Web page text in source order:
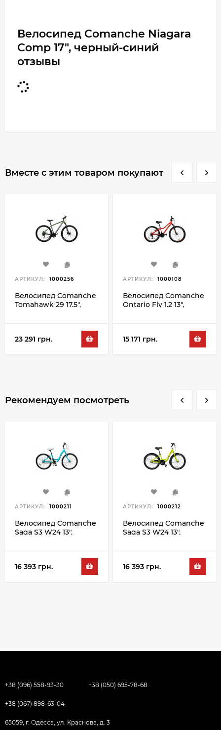
Велосипед Comanche Niagara
Comp 17", черный-синий
отзывы
Вместе с этим товаром покупают
АРТИКУЛ: 1000256
Велосипед Comanche
Tomahawk 29 17.5",
23 291 грн.
АРТИКУЛ: 1000108
Велосипед Comanche
Ontario Fly 1.2 13",
15 171 грн.
Рекомендуем посмотреть
АРТИКУЛ: 1000211
Велосипед Comanche
Saga S3 W24 13",
16 393 грн.
АРТИКУЛ: 1000212
Велосипед Comanche
Saga S3 W24 13",
16 393 грн.
+38 (096) 558-93-30 +38 (050) 695-78-68
+38 (067) 898-63-04
65059, г. Одесса, ул. Краснова, д. 3